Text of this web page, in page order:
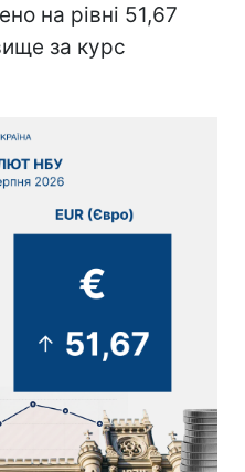
на рівні 51,67
за курс